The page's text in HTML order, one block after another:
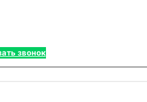
звонок